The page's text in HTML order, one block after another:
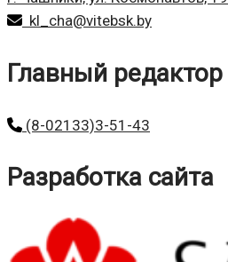
kl_cha@vitebsk.by
Главный редактор
(8-02133)3-51-43
Разработка сайта